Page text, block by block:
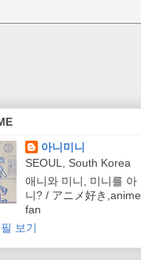
아니미니
SEOUL, South Korea
애니와 미니, 미니를 아
니? / アニメ好き,anime
fan
보기